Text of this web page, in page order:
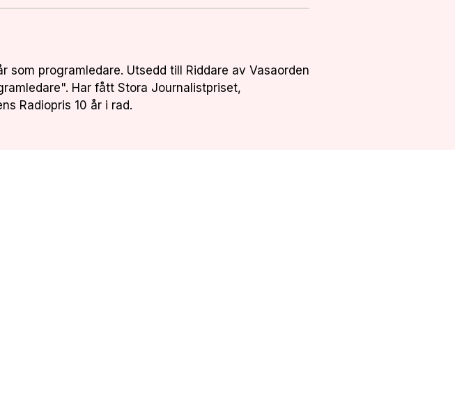
programledare. Utsedd till Riddare av Vasaorden
Har fått Stora Journalistpriset,
Radiopris 10 år i rad.